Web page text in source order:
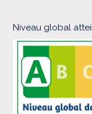
Niveau global